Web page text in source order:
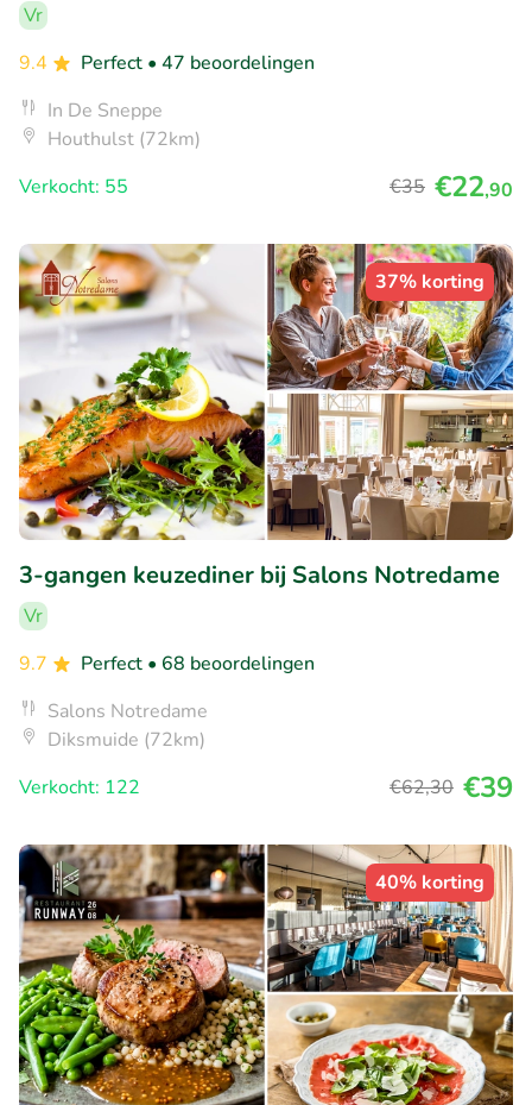
Vr
9.4
Perfect • 47 beoordelingen
In De Sneppe
Houthulst (72km)
Verkocht: 55
€35 €22,90
37% korting
3-gangen keuzediner bij Salons Notredame
Vr
9.7
Perfect • 68 beoordelingen
Salons Notredame
Diksmuide (72km)
Verkocht: 122
€62,30 €39
40% korting